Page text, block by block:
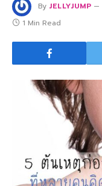
By JELLYJUMP
1 Min Read